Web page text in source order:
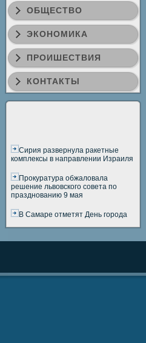
ОБЩЕСТВО
ЭКОНОМИКА
ПРОИШЕСТВИЯ
КОНТАКТЫ
Сирия развернула ракетные
комплексы в направлении Израиля
Прокуратура обжаловала
решение львовского совета по
празднованию 9 мая
В Самаре отметят День города